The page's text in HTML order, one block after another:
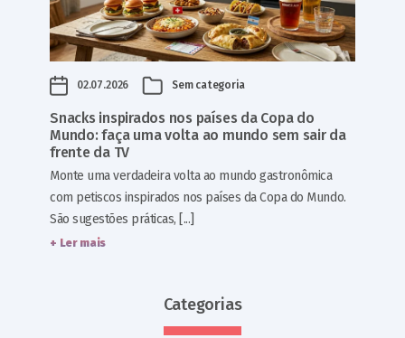
02.07.2026 Sem categoria
Snacks inspirados nos países da Copa do
Mundo: faça uma volta ao mundo sem sair da
frente da TV
Monte uma verdadeira volta ao mundo gastronômica
com petiscos inspirados nos países da Copa do Mundo.
São sugestões práticas, [...]
+ Ler mais
Categorias